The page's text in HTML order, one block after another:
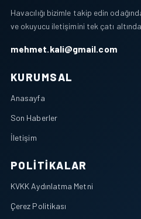
Havacılığı bizimle takip edin
ve okuyucu iletişimini tek çatı
mehmet.kali@gmail.com
KURUMSAL
Anasayfa
Son Haberler
İletişim
POLITIKALAR
KVKK Aydınlatma Metni
Çerez Politikası